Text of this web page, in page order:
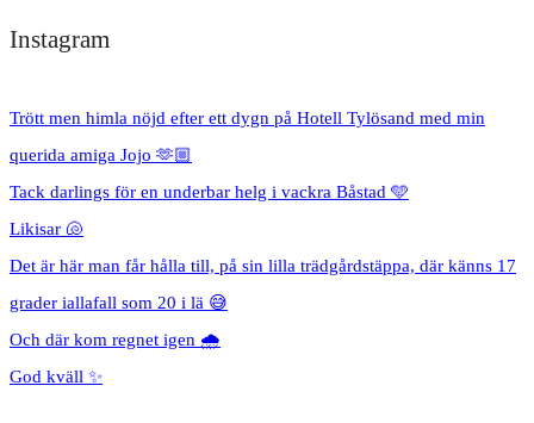
Instagram
Trött men himla nöjd efter ett dygn på Hotell Tylösand med min
querida amiga Jojo 🫶🏼
Tack darlings för en underbar helg i vackra Båstad 🩵
Likisar 🐚
Det är här man får hålla till, på sin lilla trädgårdstäppa, där känns 17
grader iallafall som 20 i lä 😅
Och där kom regnet igen 🌧️
God kväll ✨